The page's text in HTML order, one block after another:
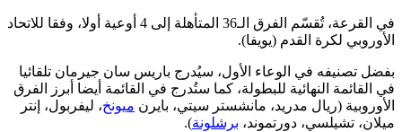
في القرعة، تُقسّم الفرق الـ36 المتأهلة إلى 4 أوعية أولا، وفقا للاتحاد
الأوروبي لكرة القدم (يويفا).
بفضل تصنيفه في الوعاء الأول، سيُدرج باريس سان جيرمان تلقائيا
في القائمة النهائية للبطولة، كما ستُدرج في القائمة أيضا أبرز الفرق
الأوروبية (ريال مدريد، مانشستر سيتي، بايرن ميونخ، ليفربول، إنتر
ميلان، تشيلسي، دورتموند، برشلونة).